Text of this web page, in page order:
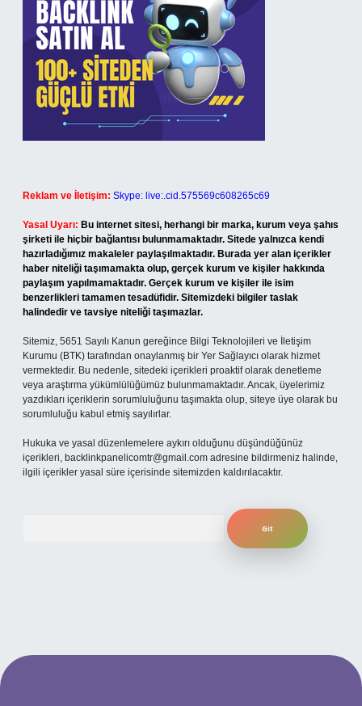
Reklam ve İletişim: Skype: live:.cid.575569c608265c69
Yasal Uyarı: Bu internet sitesi, herhangi bir marka, kurum veya şahıs
şirketi ile hiçbir bağlantısı bulunmamaktadır. Sitede yalnızca kendi
hazırladığımız makaleler paylaşılmaktadır. Burada yer alan içerikler
haber niteliği taşımamakta olup, gerçek kurum ve kişiler hakkında
paylaşım yapılmamaktadır. Gerçek kurum ve kişiler ile isim
benzerlikleri tamamen tesadüfidir. Sitemizdeki bilgiler taslak
halindedir ve tavsiye niteliği taşımazlar.
Sitemiz, 5651 Sayılı Kanun gereğince Bilgi Teknolojileri ve İletişim
Kurumu (BTK) tarafından onaylanmış bir Yer Sağlayıcı olarak hizmet
vermektedir. Bu nedenle, sitedeki içerikleri proaktif olarak denetleme
veya araştırma yükümlülüğümüz bulunmamaktadır. Ancak, üyelerimiz
yazdıkları içeriklerin sorumluluğunu taşımakta olup, siteye üye olarak bu
sorumluluğu kabul etmiş sayılırlar.
Hukuka ve yasal düzenlemelere aykırı olduğunu düşündüğünüz
içerikleri, backlinkpanelicomtr@gmail.com adresine bildirmeniz halinde,
ilgili içerikler yasal süre içerisinde sitemizden kaldırılacaktır.